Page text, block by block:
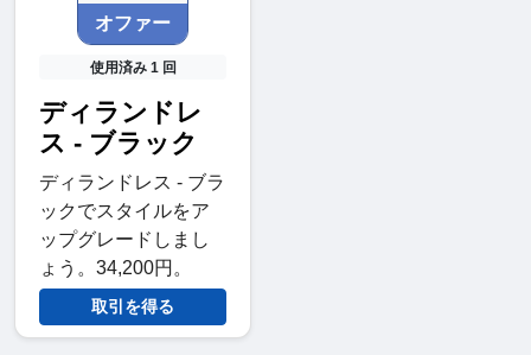
オファー
使用済み 1 回
ディランドレ
ス - ブラック
ディランドレス - ブラ
ックでスタイルをア
ップグレードしまし
ょう。34,200円。
取引を得る